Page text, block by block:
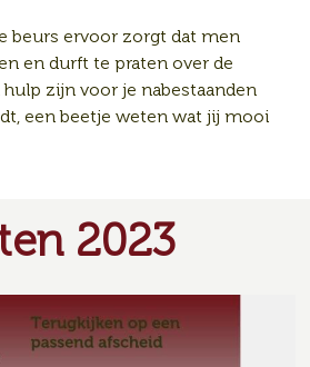
beurs ervoor zorgt dat men
en durft te praten over de
zijn voor je nabestaanden
een beetje weten wat jij mooi
2023